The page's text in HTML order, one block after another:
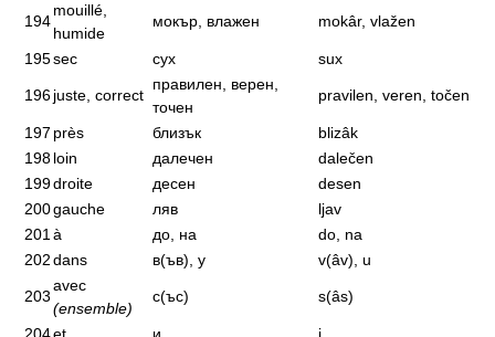
194
mouillé,
humide
мокър, влажен mokâr, vlažen
195sec сух sux
196juste, correct
правилен, верен,
точен
pravilen, veren, točen
197 près близък
blizâk
198loin далечен
dalečen
199droite десен
desen
200gauche ляв
ljav
201 à до, на
do, na
202dans в(ъв), у v(âv), u
203
avec
(ensemble)
с(ъс) s(âs)